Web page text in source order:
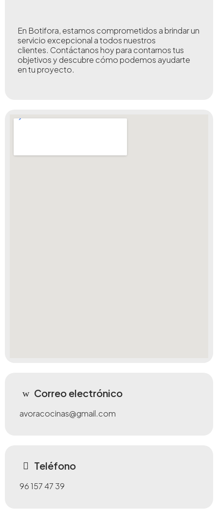
En Botifora, estamos comprometidos a brindar un
servicio excepcional a todos nuestros
clientes. Contáctanos hoy para contarnos tus
objetivos y descubre cómo podemos ayudarte
en tu proyecto.
Correo electrónico
avoracocinas@gmail.com
Teléfono
96 157 47 39